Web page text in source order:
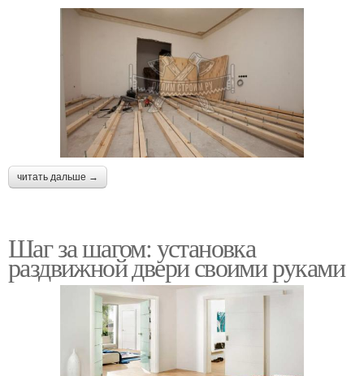
читать дальше →
Шаг за шагом: установка
раздвижной двери своими руками